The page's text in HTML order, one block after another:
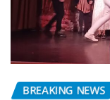
BREAKING NEWS